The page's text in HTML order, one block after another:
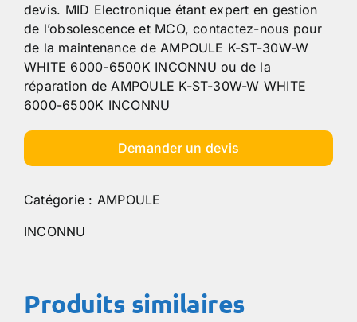
devis. MID Electronique étant expert en gestion
de l’obsolescence et MCO, contactez-nous pour
de la maintenance de AMPOULE K-ST-30W-W
WHITE 6000-6500K INCONNU ou de la
réparation de AMPOULE K-ST-30W-W WHITE
6000-6500K INCONNU
Demander un devis
Catégorie : AMPOULE
INCONNU
Produits similaires